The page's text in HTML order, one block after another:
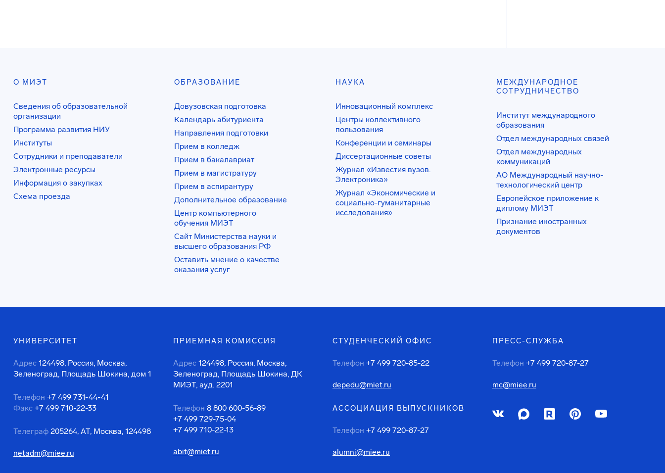
О МИЭТ
Сведения об образовательной
организации
Программа развития НИУ
Институты
Сотрудники и преподаватели
Электронные ресурсы
Информация о закупках
Схема проезда
ОБРАЗОВАНИЕ
Довузовская подготовка
Календарь абитуриента
Направления подготовки
Прием в колледж
Прием в бакалавриат
Прием в магистратуру
Прием в аспирантуру
Дополнительное образование
Центр компьютерного
обучения МИЭТ
Сайт Министерства науки и
высшего образования РФ
Оставить мнение о качестве
оказания услуг
НАУКА
Инновационный комплекс
Центры коллективного
пользования
Конференции и семинары
Диссертационные советы
Журнал «Известия вузов.
Электроника»
Журнал «Экономические и
социально-гуманитарные
исследования»
МЕЖДУНАРОДНОЕ
СОТРУДНИЧЕСТВО
Институт международного
образования
Отдел международных связей
Отдел международных
коммуникаций
АО Международный научно-
технологический центр
Европейское приложение к
диплому МИЭТ
Признание иностранных
документов
УНИВЕРСИТЕТ
Адрес 124498, Россия, Москва,
Зеленоград, Площадь Шокина, дом 1
Телефон +7 499 731-44-41
Факс +7 499 710-22-33
Телеграф 205264, АТ, Москва, 124498
netadm@miee.ru
ПРИЕМНАЯ КОМИССИЯ
Адрес 124498, Россия, Москва,
Зеленоград, Площадь Шокина, ДК
МИЭТ, ауд. 2201
Телефон 8 800 600-56-89
+7 499 729-75-04
+7 499 710-22-13
abit@miet.ru
СТУДЕНЧЕСКИЙ ОФИС
Телефон +7 499 720-85-22
depedu@miet.ru
АССОЦИАЦИЯ ВЫПУСКНИКОВ
Телефон +7 499 720-87-27
alumni@miee.ru
ПРЕСС-СЛУЖБА
Телефон +7 499 720-87-27
mc@miee.ru